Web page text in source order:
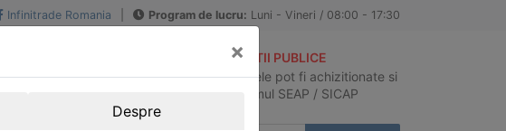
Infinitrade Romania Program de lucru: Luni - Vineri / 08:00 - 17:30
stoc intern sau
ACHIZITII PUBLICE
Produsele pot fi achizitionate si
in sistemul SEAP / SICAP
×
Despre